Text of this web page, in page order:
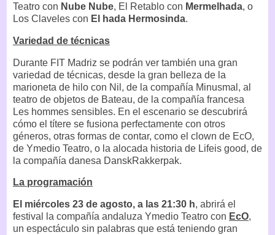
Teatro con Nube Nube, El Retablo con Mermelhada, o
Los Claveles con El hada Hermosinda.
Variedad de técnicas
Durante FIT Madriz se podrán ver también una gran
variedad de técnicas, desde la gran belleza de la
marioneta de hilo con Nil, de la compañía Minusmal, al
teatro de objetos de Bateau, de la compañía francesa
Les hommes sensibles. En el escenario se descubrirá
cómo el títere se fusiona perfectamente con otros
géneros, otras formas de contar, como el clown de EcO,
de Ymedio Teatro, o la alocada historia de Lifeis good, de
la compañía danesa DanskRakkerpak.
La programación
El miércoles 23 de agosto, a las 21:30 h, abrirá el
festival la compañía andaluza Ymedio Teatro con EcO,
un espectáculo sin palabras que está teniendo gran